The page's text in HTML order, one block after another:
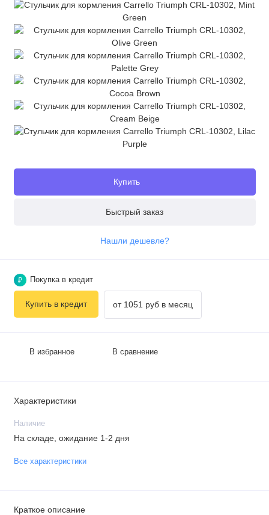
Купить
Быстрый заказ
Нашли дешевле?
В избранное В сравнение
₽ Покупка в кредит
Купить в кредит от 1051 руб в месяц
Характеристики
Наличие
На складе, ожидание 1-2 дня
Все характеристики
Краткое описание